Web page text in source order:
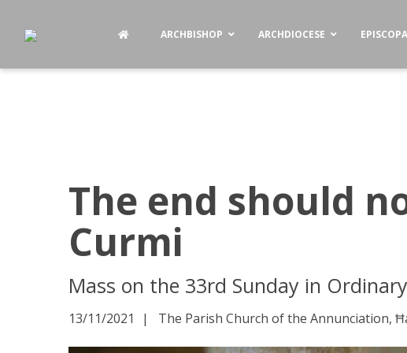
ARCHBISHOP ARCHDIOCESE
The end should
Curmi
Mass on the 33rd Sunday in
13/11/2021 The Parish Church of the Annunciation,